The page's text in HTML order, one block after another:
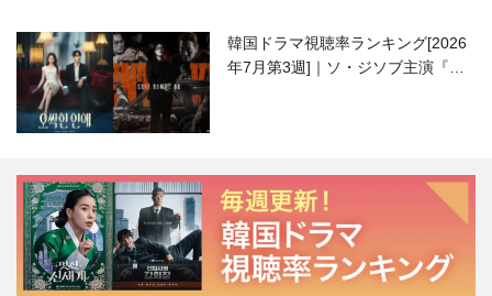
韓国ドラマ視聴率ランキング[2026
年7月第3週]｜ソ・ジソブ主演『エ